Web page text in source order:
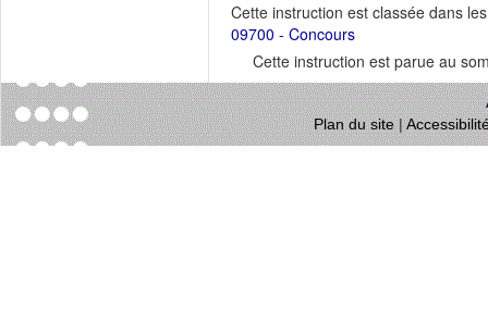
Cette instruction est classée dans
09700 - Concours
Cette instruction est parue au
Plan du site|